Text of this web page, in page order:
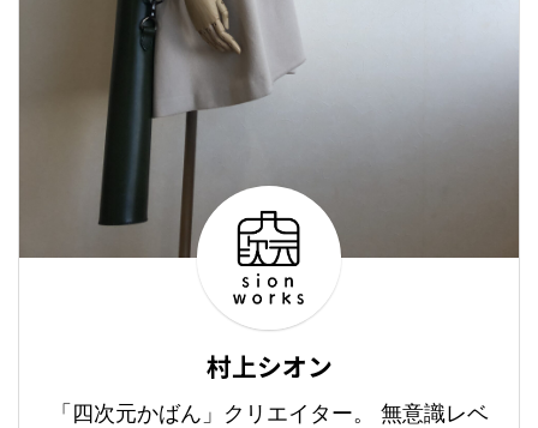
村上シオン
「四次元かばん」クリエイター。 無意識レベ